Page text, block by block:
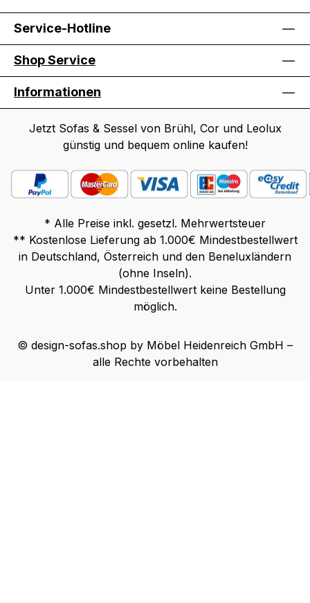
Service-Hotline
Shop Service
Informationen
Jetzt Sofas & Sessel von Brühl, Cor und Leolux
günstig und bequem online kaufen!
* Alle Preise inkl. gesetzl. Mehrwertsteuer
** Kostenlose Lieferung ab 1.000€ Mindestbestellwert
in Deutschland, Österreich und den Beneluxländern
(ohne Inseln).
Unter 1.000€ Mindestbestellwert keine Bestellung
möglich.
© design-sofas.shop by Möbel Heidenreich GmbH –
alle Rechte vorbehalten